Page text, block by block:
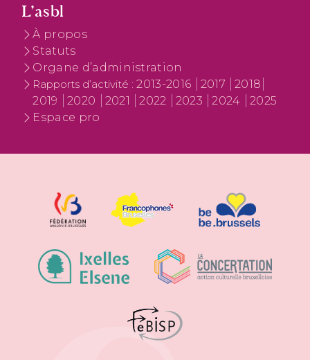
L’asbl
À propos
Statuts
Organe d’administration
Rapports d’activité :2013-2016 2017
2018
2019
2020 2021 2022 2023 2024
2025
Espace pro